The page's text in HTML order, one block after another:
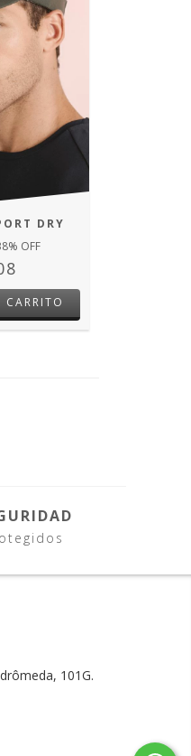
DRY
% OFF
CARRITO
101G.